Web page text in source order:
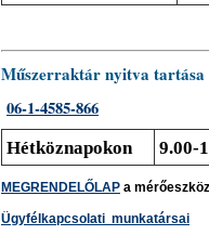
Műszerraktár nyitva tartása
06-1-4585-866
Hétköznapokon 9.00-
MEGRENDELŐLAP a
Ügyfélkapcsolati munkatársai